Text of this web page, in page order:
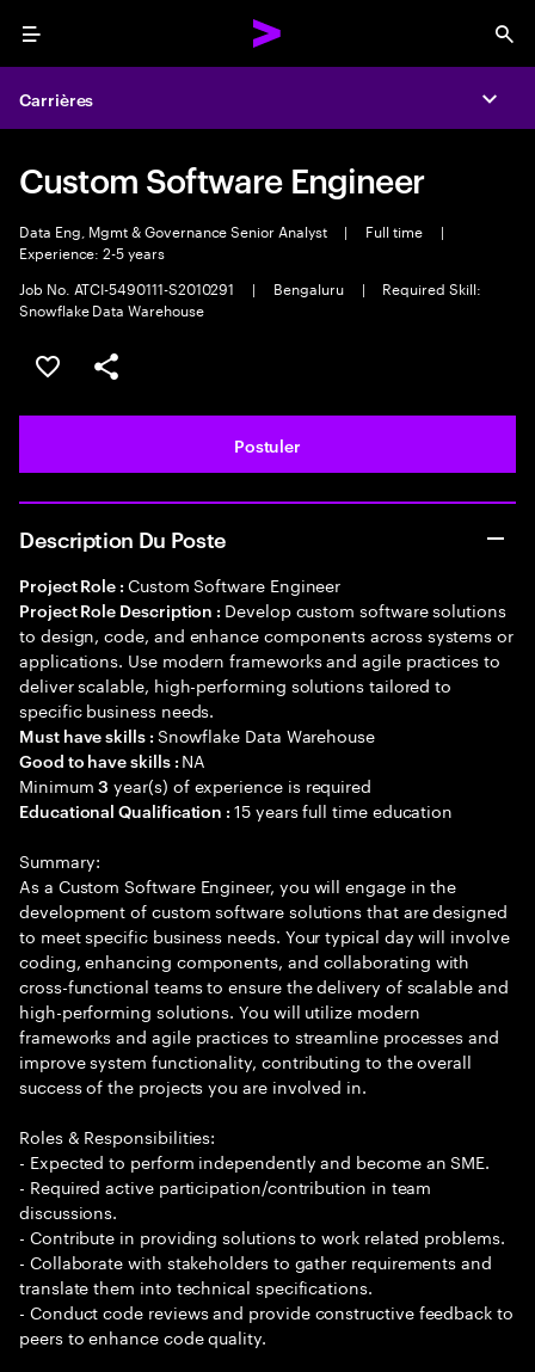
Menu
Carrières
Custom Software Engineer
Data Eng, Mgmt & Governance Senior Analyst | Full time
|
Experience: 2-5 years
Job No. ATCI-5490111-S2010291
| Bengaluru |
Required Skill:
Snowflake Data Warehouse
Sélectionner pour enregistrer l'annonce
PARTAGER
Postuler
Description Du Poste
Project Role : Custom Software Engineer
Project Role Description : Develop custom software solutions
to design, code, and enhance components across systems or
applications. Use modern frameworks and agile practices to
deliver scalable, high-performing solutions tailored to
specific business needs.
Must have skills : Snowflake Data Warehouse
Good to have skills : NA
Minimum3 year(s) of experience is required
Educational Qualification :15 years full time education
Summary:
As a Custom Software Engineer, you will engage in the
development of custom software solutions that are designed
to meet specific business needs. Your typical day will involve
coding, enhancing components, and collaborating with
cross-functional teams to ensure the delivery of scalable and
high-performing solutions. You will utilize modern
frameworks and agile practices to streamline processes and
improve system functionality, contributing to the overall
success of the projects you are involved in.
Roles & Responsibilities:
- Expected to perform independently and become an SME.
- Required active participation/contribution in team
discussions.
- Contribute in providing solutions to work related problems.
- Collaborate with stakeholders to gather requirements and
translate them into technical specifications.
- Conduct code reviews and provide constructive feedback to
peers to enhance code quality.